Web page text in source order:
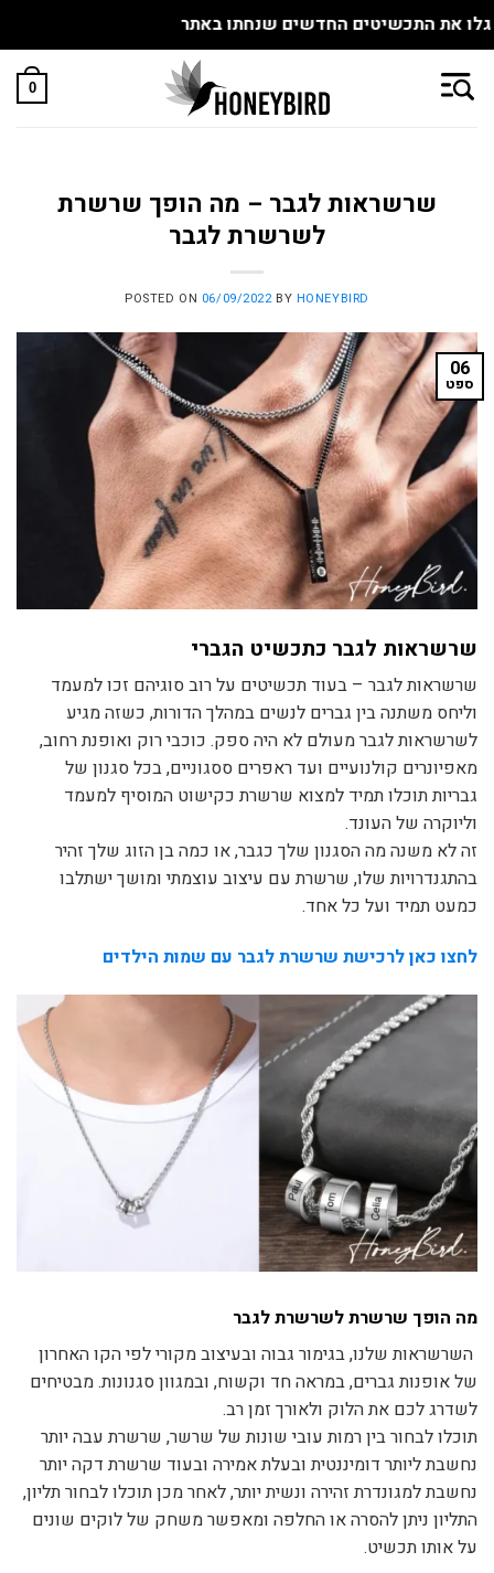
גלו את התכשיטים החדשים שנחתו באתר
0
שרשראות לגבר – מה הופך שרשרת
לשרשרת לגבר
POSTED ON 06/09/2022 BY HONEYBIRD
06
ספט
שרשראות לגבר כתכשיט הגברי
שרשראות לגבר – בעוד תכשיטים על רוב סוגיהם זכו למעמד
וליחס משתנה בין גברים לנשים במהלך הדורות, כשזה מגיע
לשרשראות לגבר מעולם לא היה ספק. כוכבי רוק ואופנת רחוב,
מאפיונרים קולנועיים ועד ראפרים ססגוניים, בכל סגנון של
גבריות תוכלו תמיד למצוא שרשרת כקישוט המוסיף למעמד
וליוקרה של העונד.
זה לא משנה מה הסגנון שלך כגבר, או כמה בן הזוג שלך זהיר
בהתגנדרויות שלו, שרשרת עם עיצוב עוצמתי ומושך ישתלבו
כמעט תמיד ועל כל אחד.
לחצו כאן לרכישת שרשרת לגבר עם שמות הילדים
מה הופך שרשרת לשרשרת לגבר
השרשראות שלנו, בגימור גבוה ובעיצוב מקורי לפי הקו האחרון
של אופנות גברים, במראה חד וקשוח, ובמגוון סגנונות. מבטיחים
לשדרג לכם את הלוק ולאורך זמן רב.
תוכלו לבחור בין רמות עובי שונות של שרשר, שרשרת עבה יותר
נחשבת ליותר דומיננטית ובעלת אמירה ובעוד שרשרת דקה יותר
נחשבת למגונדרת זהירה ונשית יותר, לאחר מכן תוכלו לבחור תליון,
התליון ניתן להסרה או החלפה ומאפשר משחק של לוקים שונים
על אותו תכשיט.